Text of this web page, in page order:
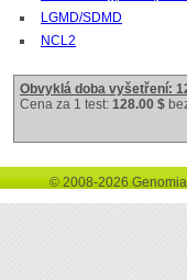
LGMD/SDMD
NCL2
Obvyklá doba vyšetření:
Cena za 1 test: 128.00 $
© 2008-2026 Genomia